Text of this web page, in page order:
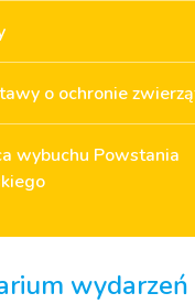
o ochronie
wybuchu Powstania
wydarzeń